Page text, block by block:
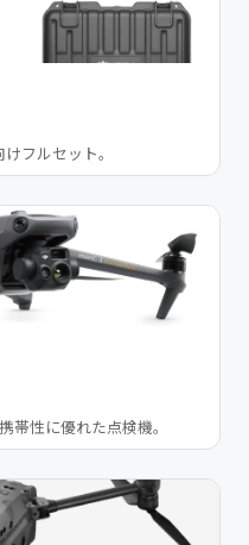
フルセット。
帯性に優れた点検機。